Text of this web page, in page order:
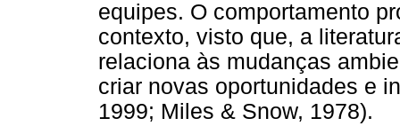
equipes. O comportamento
contexto, visto que, a
relaciona às mudanças
criar novas oportunidades e
1999; Miles & Snow, 1978).